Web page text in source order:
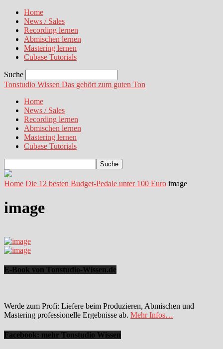
Home
News / Sales
Recording lernen
Abmischen lernen
Mastering lernen
Cubase Tutorials
Suche
Tonstudio Wissen Das gehört zum guten Ton
Home
News / Sales
Recording lernen
Abmischen lernen
Mastering lernen
Cubase Tutorials
Home Die 12 besten Budget-Pedale unter 100 Euro image
image
E-Book von Tonstudio-Wissen.de
Werde zum Profi: Liefere beim Produzieren, Abmischen und
Mastering professionelle Ergebnisse ab. Mehr Infos…
Facebook: mehr Tonstudio Wissen